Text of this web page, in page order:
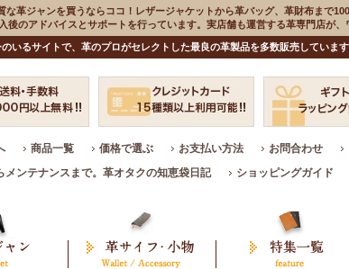
な革ジャンを買うならココ！レザージャケットから革バッグ、革財布まで
後のアドバイスとサポートを行っています。実店舗も運営する革専門店が
いるサイトで、革のプロがセレクトした最良の革製品を多数販売していま
商品一覧 価格で選ぶ お支払い方法 お問合わせ
メンテナンスまで。革オタクの知恵袋日記
ショッピングガイド